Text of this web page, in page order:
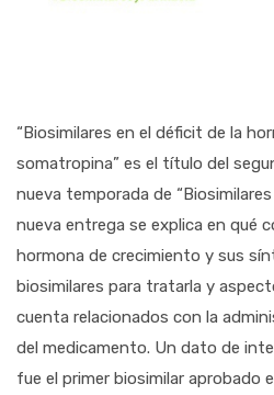
“Biosimilares en el déficit de la
somatropina” es el título del
nueva temporada de
nueva entrega se explica en qué
hormona de crecimiento y sus
biosimilares para tratarla y
cuenta relacionados con la
del medicamento. Un dato de
fue el primer biosimilar aprobado